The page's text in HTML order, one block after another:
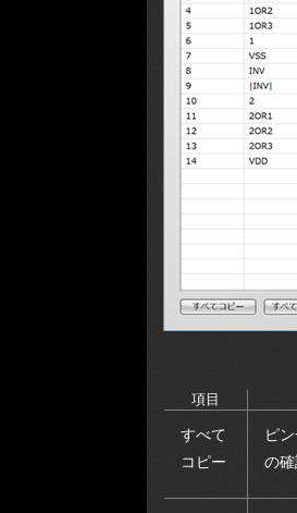
項目
すべて
コピー
ピ
の